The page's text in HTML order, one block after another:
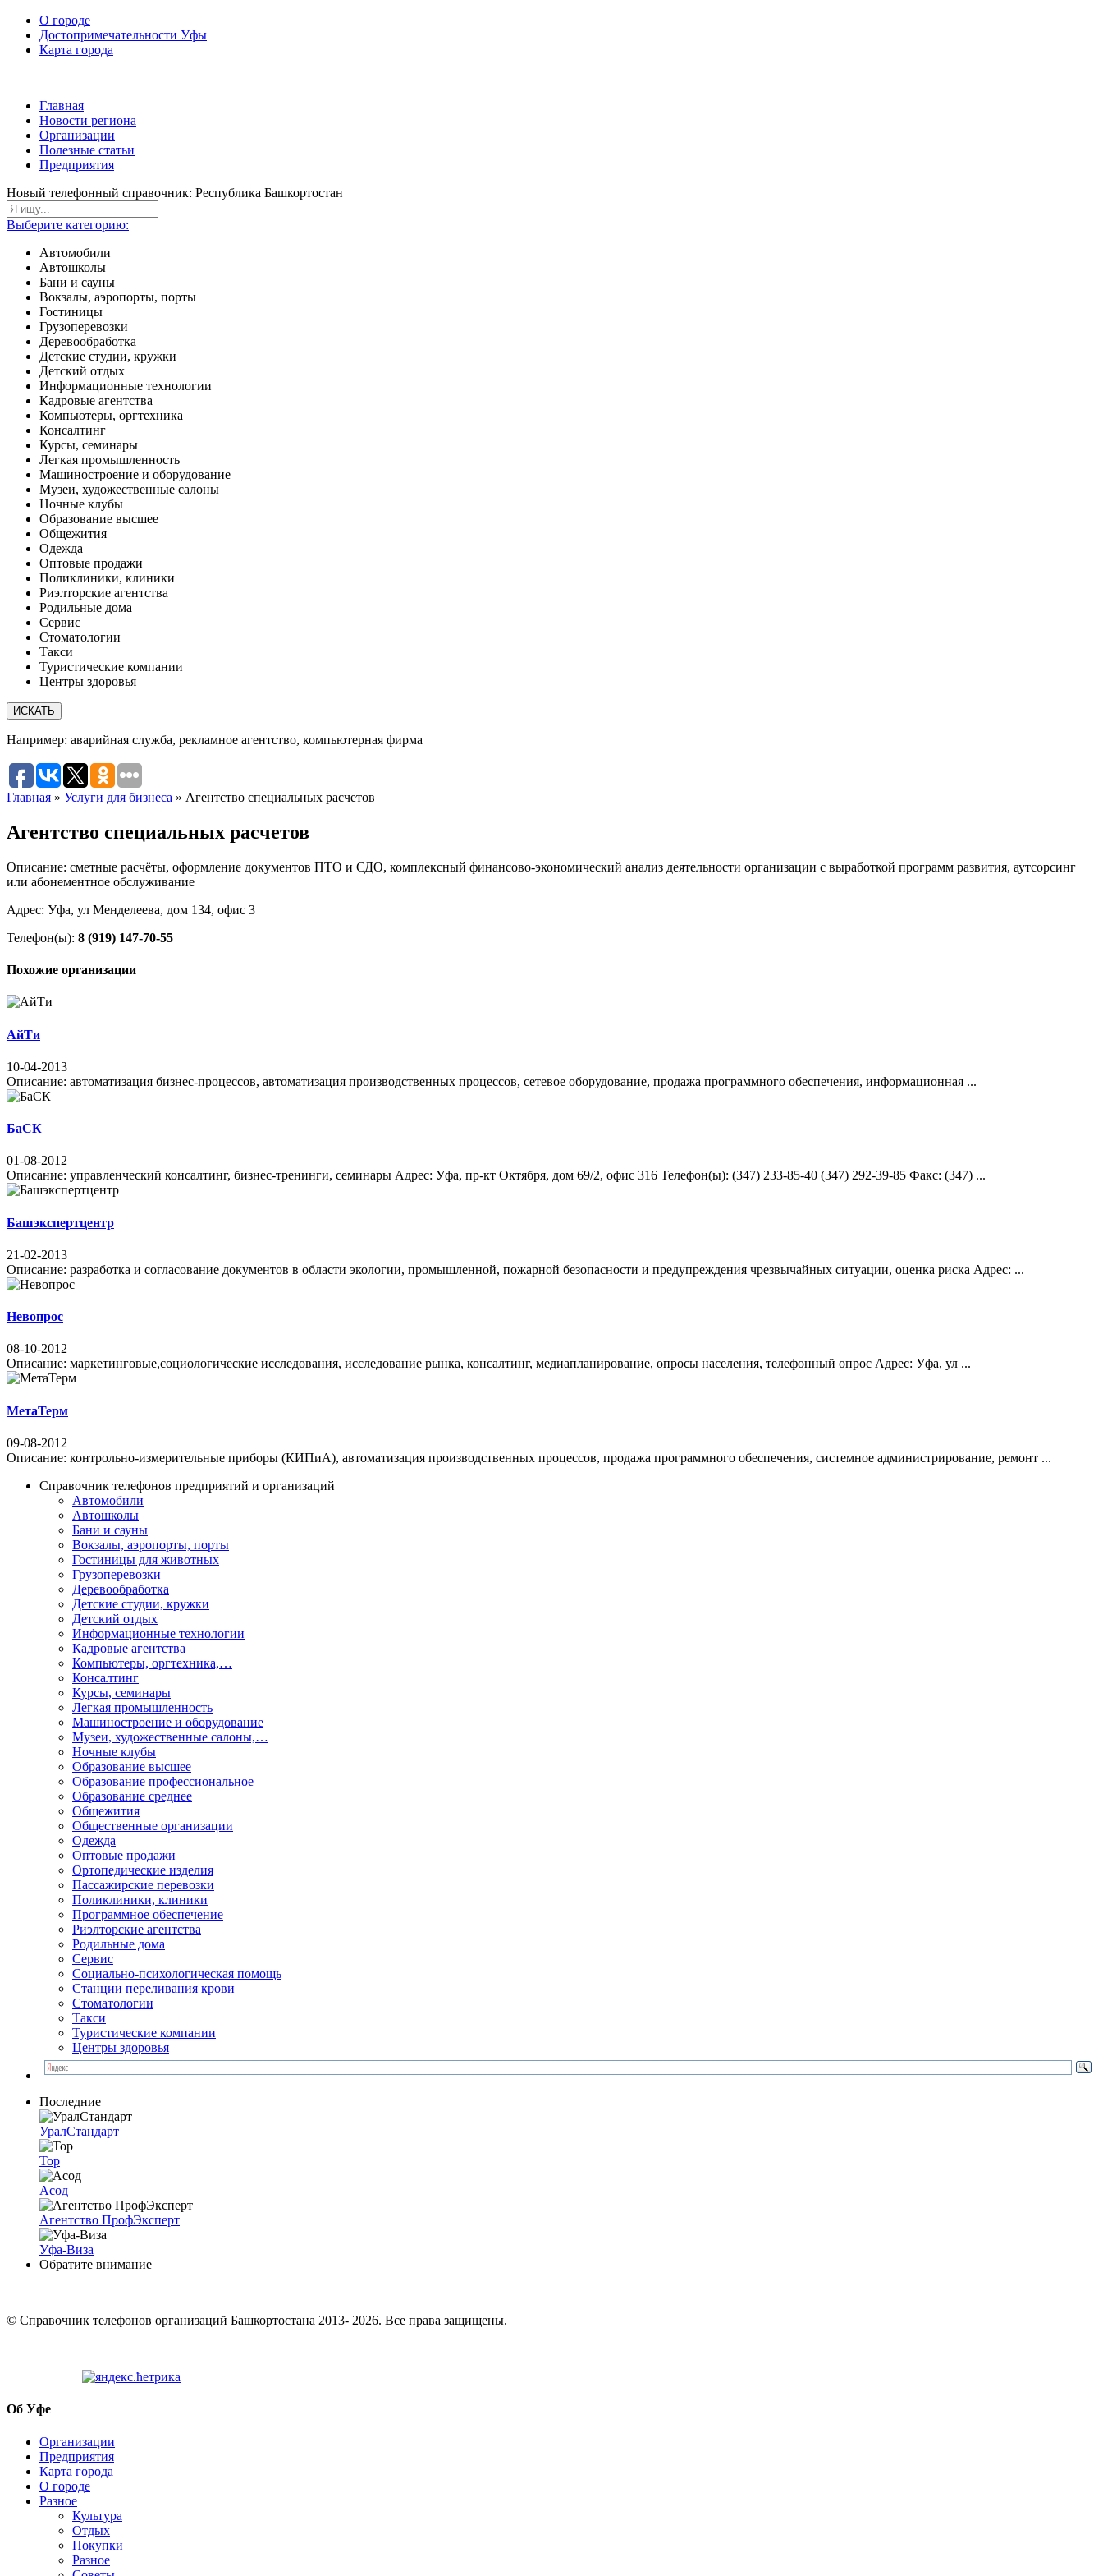
О городе
Достопримечательности Уфы
Карта города
Главная
Новости региона
Организации
Полезные статьи
Предприятия
Новый телефонный справочник: Республика Башкортостан
Выберите категорию:
Автомобили
Автошколы
Бани и сауны
Вокзалы, аэропорты, порты
Гостиницы
Грузоперевозки
Деревообработка
Детские студии, кружки
Детский отдых
Информационные технологии
Кадровые агентства
Компьютеры, оргтехника
Консалтинг
Курсы, семинары
Легкая промышленность
Машиностроение и оборудование
Музеи, художественные салоны
Ночные клубы
Образование высшее
Общежития
Одежда
Оптовые продажи
Поликлиники, клиники
Риэлторские агентства
Родильные дома
Сервис
Стоматологии
Такси
Туристические компании
Центры здоровья
Например: аварийная служба, рекламное агентство, компьютерная фирма
Главная » Услуги для бизнеса » Агентство специальных расчетов
Агентство специальных расчетов
Описание: сметные расчёты, оформление документов ПТО и СДО, комплексный финансово-экономический анализ деятельности организации с выработкой программ развития, аутсорсинг
или абонементное обслуживание
Адрес: Уфа, ул Менделеева, дом 134, офис 3
Телефон(ы): 8 (919) 147-70-55
Похожие организации
АйТи
10-04-2013
Описание: автоматизация бизнес-процессов, автоматизация производственных процессов, сетевое оборудование, продажа программного обеспечения, информационная ...
БаСК
01-08-2012
Описание: управленческий консалтинг, бизнес-тренинги, семинары Адрес: Уфа, пр-кт Октября, дом 69/2, офис 316 Телефон(ы): (347) 233-85-40 (347) 292-39-85 Факс: (347) ...
Башэкспертцентр
21-02-2013
Описание: разработка и согласование документов в области экологии, промышленной, пожарной безопасности и предупреждения чрезвычайных ситуации, оценка риска Адрес: ...
Невопрос
08-10-2012
Описание: маркетинговые,социологические исследования, исследование рынка, консалтинг, медиапланирование, опросы населения, телефонный опрос Адрес: Уфа, ул ...
МетаТерм
09-08-2012
Описание: контрольно-измерительные приборы (КИПиА), автоматизация производственных процессов, продажа программного обеспечения, системное администрирование, ремонт ...
Справочник телефонов предприятий и организаций
Автомобили
Автошколы
Бани и сауны
Вокзалы, аэропорты, порты
Гостиницы для животных
Грузоперевозки
Деревообработка
Детские студии, кружки
Детский отдых
Информационные технологии
Кадровые агентства
Компьютеры, оргтехника,…
Консалтинг
Курсы, семинары
Легкая промышленность
Машиностроение и оборудование
Музеи, художественные салоны,…
Ночные клубы
Образование высшее
Образование профессиональное
Образование среднее
Общежития
Общественные организации
Одежда
Оптовые продажи
Ортопедические изделия
Пассажирские перевозки
Поликлиники, клиники
Программное обеспечение
Риэлторские агентства
Родильные дома
Сервис
Социально-психологическая помощь
Станции переливания крови
Стоматологии
Такси
Туристические компании
Центры здоровья
Последние
УралСтандарт
Тор
Асод
Агентство ПрофЭксперт
Уфа-Виза
Обратите внимание
© Cправочник телефонов организаций Башкортостана 2013- 2026. Все права защищены.
Об Уфе
Организации
Предприятия
Карта города
О городе
Разное
Культура
Отдых
Покупки
Разное